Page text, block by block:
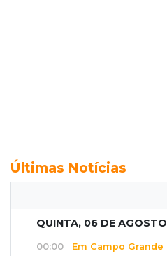
Últimas Notícias
QUINTA, 06 DE AGOSTO
00:00 Em Campo Grande